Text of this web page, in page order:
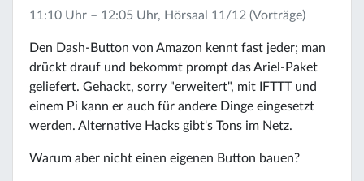
11:10 Uhr – 12:05 Uhr, Hörsaal 11/12 (Vorträge)
Den Dash-Button von Amazon kennt fast jeder; man
drückt drauf und bekommt prompt das Ariel-Paket
geliefert. Gehackt, sorry "erweitert", mit IFTTT und
einem Pi kann er auch für andere Dinge eingesetzt
werden. Alternative Hacks gibt's Tons im Netz.
Warum aber nicht einen eigenen Button bauen?